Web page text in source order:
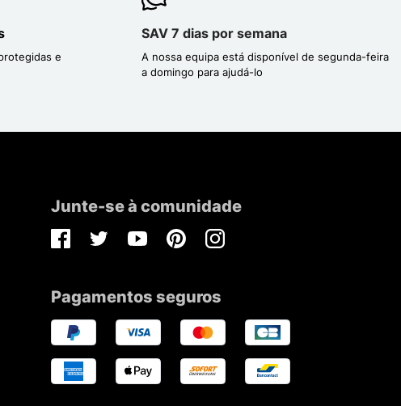
e
SAV 7 dias por semana
A nossa equipa está disponível de segunda-feira
a domingo para ajudá-lo
Junte-se à comunidade
FacebookTwitterYoutubePinterestInstagram
Pagamentos seguros